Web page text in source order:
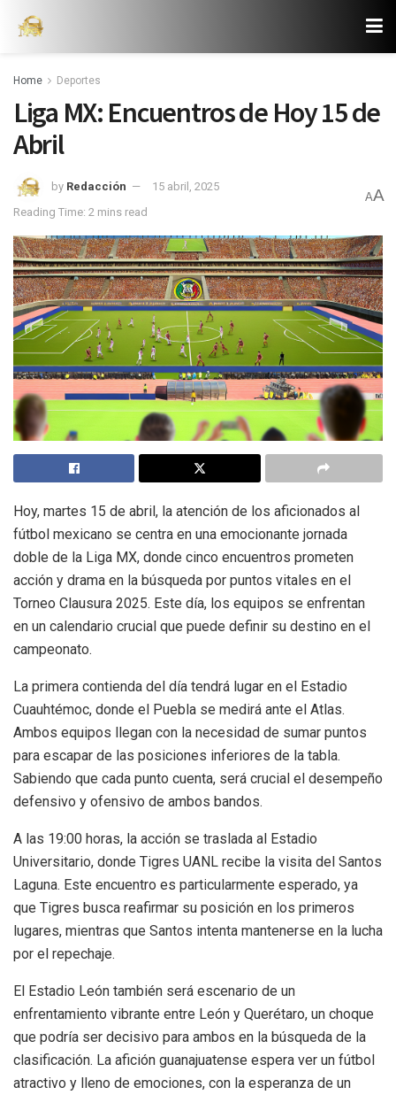
Home Deportes
Liga MX: Encuentros de Hoy 15 de
Abril
by Redacción
15 abril, 2025
Reading Time: 2 mins read
AA
Hoy, martes 15 de abril, la atención de los aficionados al
fútbol mexicano se centra en una emocionante jornada
doble de la Liga MX, donde cinco encuentros prometen
acción y drama en la búsqueda por puntos vitales en el
Torneo Clausura 2025. Este día, los equipos se enfrentan
en un calendario crucial que puede definir su destino en el
campeonato.
La primera contienda del día tendrá lugar en el Estadio
Cuauhtémoc, donde el Puebla se medirá ante el Atlas.
Ambos equipos llegan con la necesidad de sumar puntos
para escapar de las posiciones inferiores de la tabla.
Sabiendo que cada punto cuenta, será crucial el desempeño
defensivo y ofensivo de ambos bandos.
A las 19:00 horas, la acción se traslada al Estadio
Universitario, donde Tigres UANL recibe la visita del Santos
Laguna. Este encuentro es particularmente esperado, ya
que Tigres busca reafirmar su posición en los primeros
lugares, mientras que Santos intenta mantenerse en la lucha
por el repechaje.
El Estadio León también será escenario de un
enfrentamiento vibrante entre León y Querétaro, un choque
que podría ser decisivo para ambos en la búsqueda de la
clasificación. La afición guanajuatense espera ver un fútbol
atractivo y lleno de emociones, con la esperanza de un